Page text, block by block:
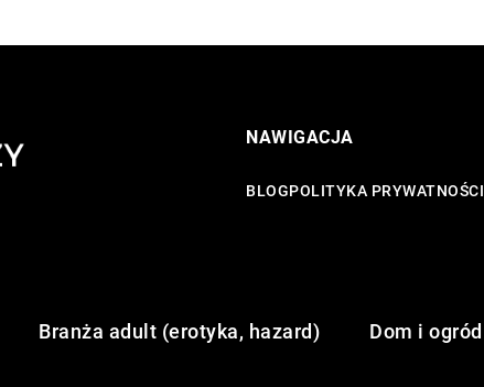
NAWIGACJA
BLOGPOLITYKA PRYWATNOŚCI
Branża adult (erotyka, hazard) Dom i ogród